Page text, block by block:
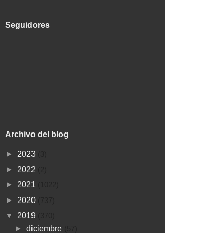
Seguidores
Archivo del blog
► 2023
► 2022
► 2021
► 2020
▼ 2019
► diciembre